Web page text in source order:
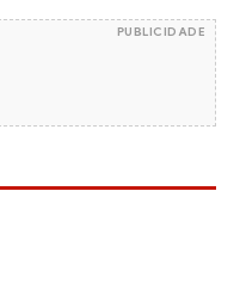
PUBLICIDADE